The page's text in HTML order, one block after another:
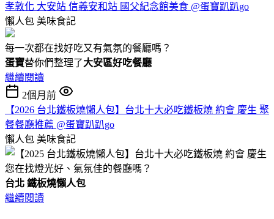
孝敦化 大安站 信義安和站 國父紀念館美食 @蛋寶趴趴go
懶人包 美味食記
每一次都在找好吃又有氣氛的餐廳嗎？
蛋寶替你們整理了大安區好吃餐廳
繼續閱讀
2個月前
【2026 台北鐵板燒懶人包】台北十大必吃鐵板燒 約會 慶生 聚
餐餐廳推薦 @蛋寶趴趴go
懶人包 美味食記
您在找燈光好、氣氛佳的餐廳嗎？
台北 鐵板燒懶人包
繼續閱讀